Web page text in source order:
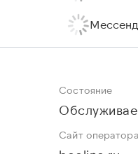
Состояние
Сайт оператора